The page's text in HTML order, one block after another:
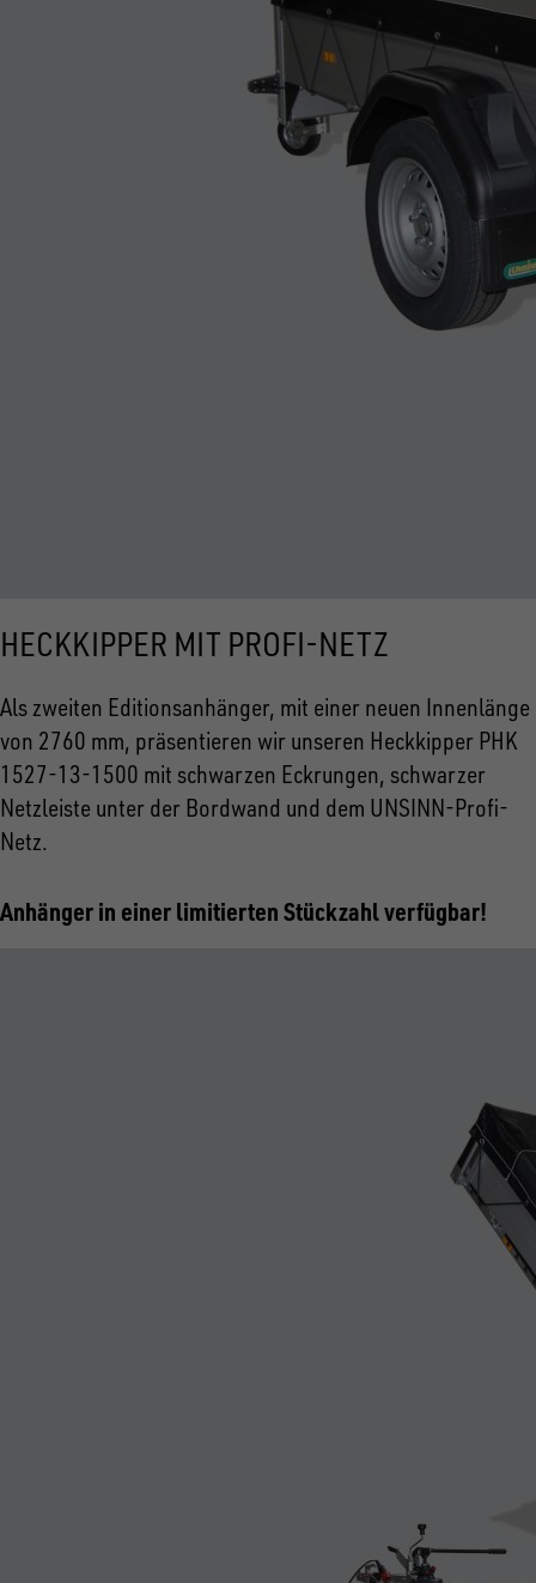
HECKKIPPER MIT PROFI-NETZ
Als zweiten Editionsanhänger, mit einer neuen Innenlänge
von 2760 mm, präsentieren wir unseren Heckkipper PHK
1527-13-1500 mit schwarzen Eckrungen, schwarzer
Netzleiste unter der Bordwand und dem UNSINN-Profi-
Netz.
Anhänger in einer limitierten Stückzahl verfügbar!